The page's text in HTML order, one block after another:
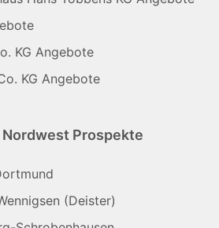
KG Angebote
KG Angebote
Prospekte
(Deister)